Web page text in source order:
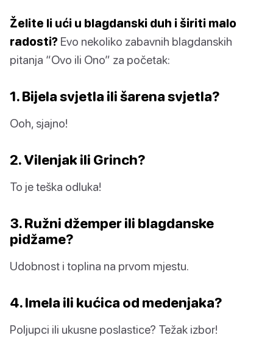
Želite li ući u blagdanski duh i širiti malo
radosti? Evo nekoliko zabavnih blagdanskih
pitanja “Ovo ili Ono” za početak:
1. Bijela svjetla ili šarena svjetla?
Ooh, sjajno!
2. Vilenjak ili Grinch?
To je teška odluka!
3. Ružni džemper ili blagdanske
pidžame?
Udobnost i toplina na prvom mjestu.
4. Imela ili kućica od medenjaka?
Poljupci ili ukusne poslastice? Težak izbor!